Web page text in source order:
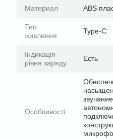
Материал ABS
Тип
живлення
Type-C
Індикація
рівня заряду
Есть
Особливості